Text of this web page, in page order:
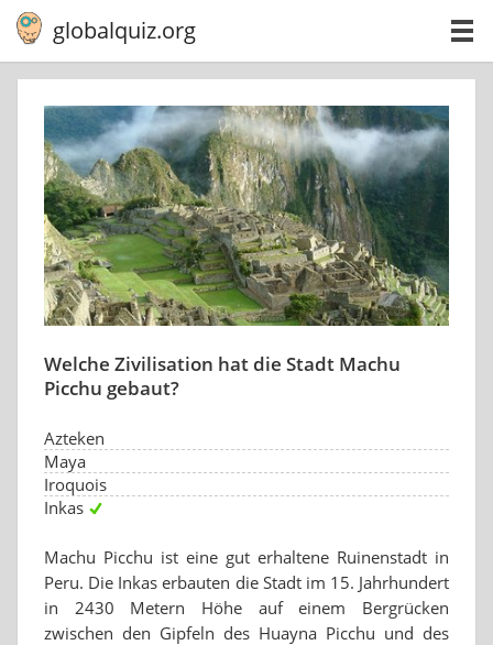
globalquiz.org
Welche Zivilisation hat die Stadt Machu
Picchu gebaut?
Azteken
Maya
Iroquois
Inkas
Machu Picchu ist eine gut erhaltene Ruinenstadt in
Peru. Die Inkas erbauten die Stadt im 15. Jahrhundert
in 2430 Metern Höhe auf einem Bergrücken
zwischen den Gipfeln des Huayna Picchu und des